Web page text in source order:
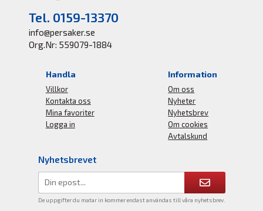
Tel. 0159-13370
info@persaker.se
Org.Nr: 559079-1884
Handla
Villkor
Kontakta oss
Mina favoriter
Logga in
Information
Om oss
Nyheter
Nyhetsbrev
Om cookies
Avtalskund
Nyhetsbrevet
De uppgifter du matar in kommer endast användas till våra nyhetsbrev.